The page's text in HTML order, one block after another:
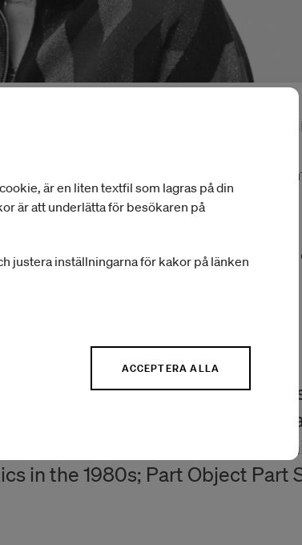
Tottie, konstnär och professor vid
av- och i samarbete med Iaspis,
program för bild- och formkonstnärer
kommer föreläsningen
and writer. Her major
Farber and Termite Art;
1933–1957; Dance/Draw;
in the 1980s; Part Object Part
är en liten textfil som lagras på din
är att underlätta för besökaren på
justera inställningarna för kakor på länken
ACCEPTERA ALLA